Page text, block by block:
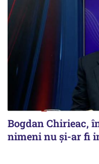
Bogdan Chirieac,
nimeni nu și-ar fi